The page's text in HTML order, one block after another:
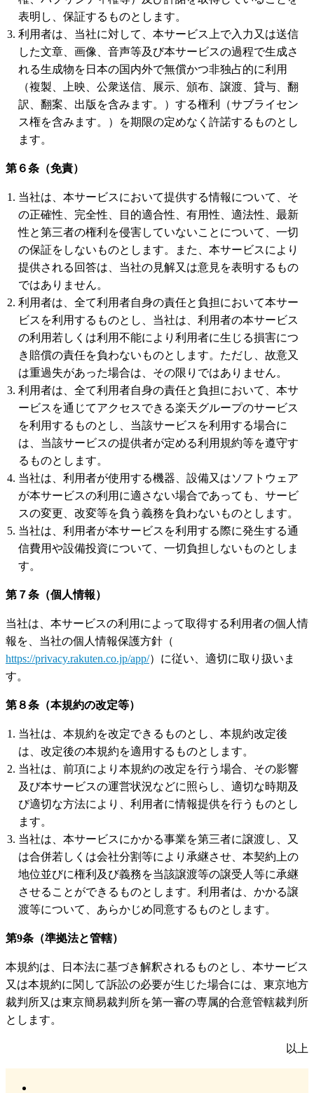
表明し、保証するものとします。
利用者は、当社に対して、本サービス上で入力又は送信
した文章、画像、音声等及び本サービスの過程で生成さ
れる生成物を日本の国内外で無償かつ非独占的に利用
（複製、上映、公衆送信、展示、頒布、譲渡、貸与、翻
訳、翻案、出版を含みます。）する権利（サブライセン
ス権を含みます。）を期限の定めなく許諾するものとし
ます。
第６条（免責）
当社は、本サービスにおいて提供する情報について、そ
の正確性、完全性、目的適合性、有用性、適法性、最新
性と第三者の権利を侵害していないことについて、一切
の保証をしないものとします。また、本サービスにより
提供される回答は、当社の見解又は意見を表明するもの
ではありません。
利用者は、全て利用者自身の責任と負担において本サー
ビスを利用するものとし、当社は、利用者の本サービス
の利用若しくは利用不能により利用者に生じる損害につ
き賠償の責任を負わないものとします。ただし、故意又
は重過失があった場合は、その限りではありません。
利用者は、全て利用者自身の責任と負担において、本サ
ービスを通じてアクセスできる楽天グループのサービス
を利用するものとし、当該サービスを利用する場合に
は、当該サービスの提供者が定める利用規約等を遵守す
るものとします。
当社は、利用者が使用する機器、設備又はソフトウェア
が本サービスの利用に適さない場合であっても、サービ
スの変更、改変等を負う義務を負わないものとします。
当社は、利用者が本サービスを利用する際に発生する通
信費用や設備投資について、一切負担しないものとしま
す。
第７条（個人情報）
当社は、本サービスの利用によって取得する利用者の個人情
報を、当社の個人情報保護方針（
https://privacy.rakuten.co.jp/app/）に従い、適切に取り扱いま
す。
第８条（本規約の改定等）
当社は、本規約を改定できるものとし、本規約改定後
は、改定後の本規約を適用するものとします。
当社は、前項により本規約の改定を行う場合、その影響
及び本サービスの運営状況などに照らし、適切な時期及
び適切な方法により、利用者に情報提供を行うものとし
ます。
当社は、本サービスにかかる事業を第三者に譲渡し、又
は合併若しくは会社分割等により承継させ、本契約上の
地位並びに権利及び義務を当該譲渡等の譲受人等に承継
させることができるものとします。利用者は、かかる譲
渡等について、あらかじめ同意するものとします。
第9条（準拠法と管轄）
本規約は、日本法に基づき解釈されるものとし、本サービス
又は本規約に関して訴訟の必要が生じた場合には、東京地方
裁判所又は東京簡易裁判所を第一審の専属的合意管轄裁判所
とします。
以上